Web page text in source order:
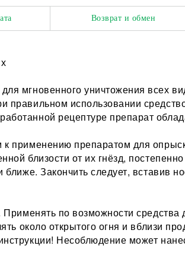
Возврат и обмен
мгновенного уничтожения всех
использовании
рецептуре препарат
применению препаратом для
близости от их гнёзд,
Закончить следует, вставив
по возможности средства
около открытого огня и вблизи
Несоблюдение может